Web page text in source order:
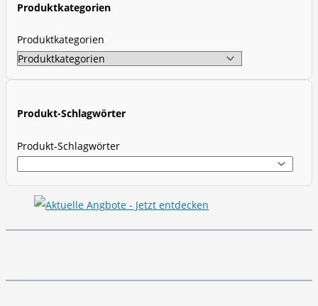
Produktkategorien
Produktkategorien
Produkt-Schlagwörter
Produkt-Schlagwörter